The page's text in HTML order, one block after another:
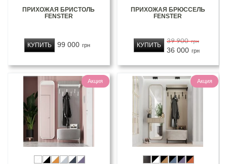
ПРИХОЖАЯ БРИСТОЛЬ
FENSTER
99 000 грн
КУПИТЬ
ПРИХОЖАЯ БРЮССЕЛЬ
FENSTER
39 900 грн
36 000 грн
КУПИТЬ
Акция Акция